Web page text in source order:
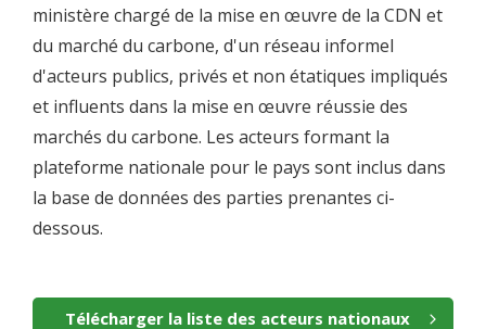
ministère chargé de la mise en œuvre de la CDN et
du marché du carbone, d'un réseau informel
d'acteurs publics, privés et non étatiques impliqués
et influents dans la mise en œuvre réussie des
marchés du carbone. Les acteurs formant la
plateforme nationale pour le pays sont inclus dans
la base de données des parties prenantes ci-
dessous.
Télécharger la liste des acteurs nationaux